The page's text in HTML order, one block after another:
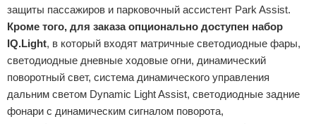
защиты пассажиров и парковочный ассистент Park Assist.
Кроме того, для заказа опционально доступен набор
IQ.Light, в который входят матричные светодиодные фары,
светодиодные дневные ходовые огни, динамический
поворотный свет, система динамического управления
дальним светом Dynamic Light Assist, светодиодные задние
фонари с динамическим сигналом поворота,